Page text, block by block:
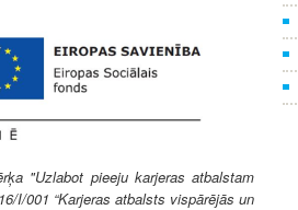
"Uzlabot pieeju karjeras atbalstam
I/001 “Karjeras atbalsts vispārējās un